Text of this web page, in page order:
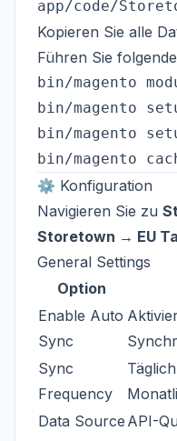
app/code/
Kopieren Sie alle
Führen Sie
bin/magento
bin/magento
bin/magento
⚙️ Konfiguration
Navigieren Sie zu
Storetown → EU
General Settings
Option
Enable Auto
Sync
Sync
Frequency
Data Source API-